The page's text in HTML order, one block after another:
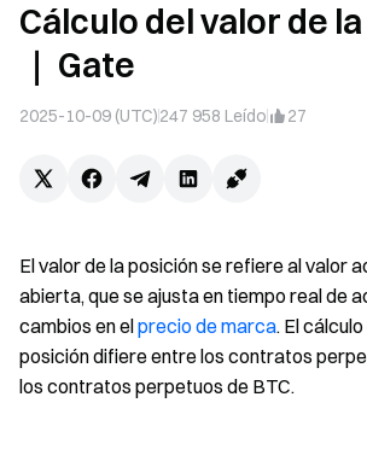
Cálculo del valor de
｜ Gate
2025-10-09 (UTC)247 958 Leído 27
El valor de la posición se refiere al valor
abierta, que se ajusta en tiempo real de
cambios en elprecio de marca. El
posición difiere entre los contratos
los contratos perpetuos de BTC.